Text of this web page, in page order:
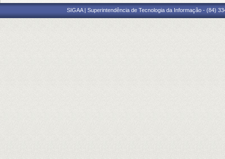
SIGAA | Superintendência de Tecnologia da Informação - (84)